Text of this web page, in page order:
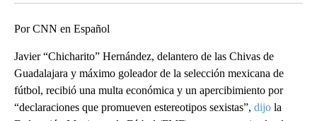
Por CNN en Español
Javier “Chicharito” Hernández, delantero de las Chivas de
Guadalajara y máximo goleador de la selección mexicana de
fútbol, recibió una multa económica y un apercibimiento por
“declaraciones que promueven estereotipos sexistas”, dijo la